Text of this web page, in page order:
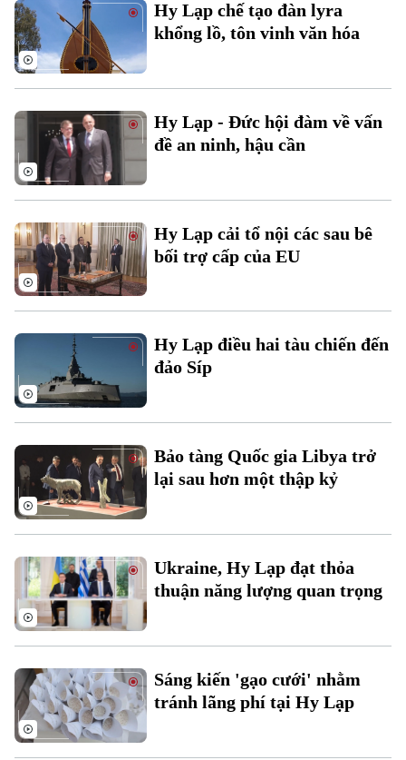
Xu hướng
Chuyên mục
Hy Lạp chế tạo đàn lyra
khổng lồ, tôn vinh văn hóa
Hy Lạp - Đức hội đàm về vấn
đề an ninh, hậu cần
Hy Lạp cải tổ nội các sau bê
bối trợ cấp của EU
Hy Lạp điều hai tàu chiến đến
đảo Síp
Bảo tàng Quốc gia Libya trở
lại sau hơn một thập kỷ
Ukraine, Hy Lạp đạt thỏa
thuận năng lượng quan trọng
Sáng kiến 'gạo cưới' nhằm
tránh lãng phí tại Hy Lạp